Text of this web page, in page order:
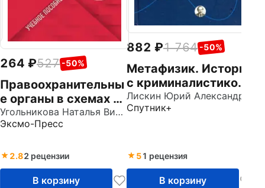
264 527 -50%
Правоохранительны
е органы в схемах и
определениях.
Учебное пособие
Угольникова Наталья Викторовна
Эксмо-Пресс
2.82 рецензии
В корзину
882 1 764 -50%
Метафизик. Истории
с криминалистикой
плюс...
Спутник+
51 рецензия
В корзину